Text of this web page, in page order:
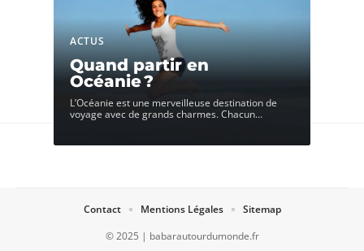
ACTUS
Quand partir en
Océanie ?
L’Océanie est une merveilleuse destination de
voyage avec de grands charmes. Chacun…
© 2025 | babarautourdumonde.fr
Contact Mentions Légales Sitemap